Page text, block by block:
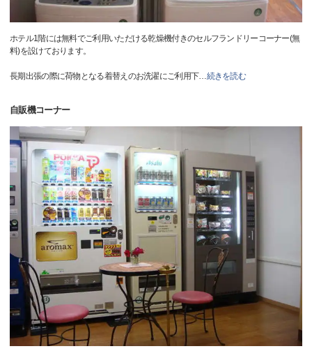
ホテル1階には無料でご利用いただける乾燥機付きのセルフランドリーコーナー(無
料)を設けております。
長期出張の際に荷物となる着替えのお洗濯にご利用下…続きを読む
自販機コーナー